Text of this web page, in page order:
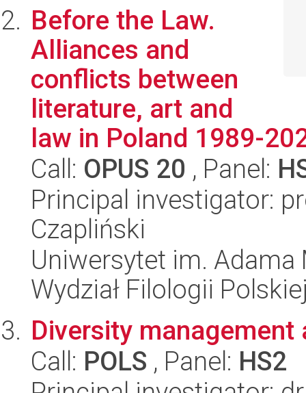
Before the Law.
Alliances and
conflicts between
literature, art and
law in Poland 1989-
Call: OPUS 20 , Panel:
Principal investigator:
Czapliński
Uniwersytet im.
Wydział Filologii
Diversity
Call: POLS , Panel: HS2